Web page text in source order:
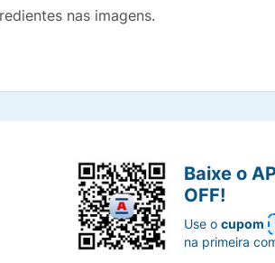
nas imagens.
Baixe o
OFF!
Use ocupom
na primeira